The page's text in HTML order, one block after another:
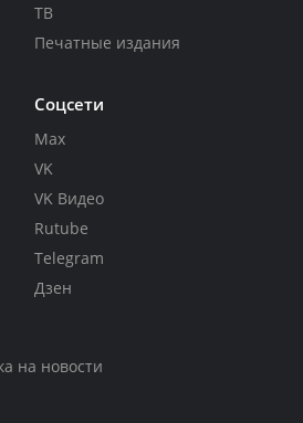
ТВ
Печатные издания
Соцсети
Max
VK
VK Видео
Rutube
Telegram
Дзен
на новости